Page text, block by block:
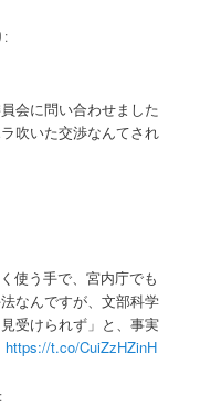
:
会に問い合わせました
吹いた交渉なんてされ
使う手で、宮内庁でも
なんですが、文部科学
受けられず」と、事実
https://t.co/CuiZzHZinH